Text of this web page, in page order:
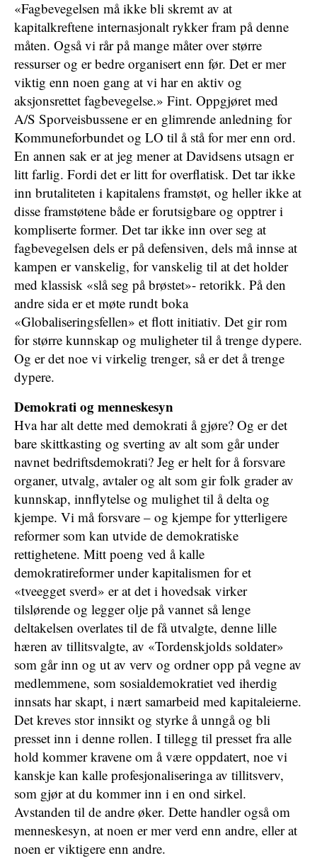
«Fagbevegelsen må ikke bli skremt av at
kapitalkreftene internasjonalt rykker fram på denne
måten. Også vi rår på mange måter over større
ressurser og er bedre organisert enn før. Det er mer
viktig enn noen gang at vi har en aktiv og
aksjonsrettet fagbevegelse.» Fint. Oppgjøret med
A/S Sporveisbussene er en glimrende anledning for
Kommuneforbundet og LO til å stå for mer enn ord.
En annen sak er at jeg mener at Davidsens utsagn er
litt farlig. Fordi det er litt for overflatisk. Det tar ikke
inn brutaliteten i kapitalens framstøt, og heller ikke at
disse framstøtene både er forutsigbare og opptrer i
kompliserte former. Det tar ikke inn over seg at
fagbevegelsen dels er på defensiven, dels må innse at
kampen er vanskelig, for vanskelig til at det holder
med klassisk «slå seg på brøstet»- retorikk. På den
andre sida er et møte rundt boka
«Globaliseringsfellen» et flott initiativ. Det gir rom
for større kunnskap og muligheter til å trenge dypere.
Og er det noe vi virkelig trenger, så er det å trenge
dypere.
Demokrati og menneskesyn
Hva har alt dette med demokrati å gjøre? Og er det
bare skittkasting og sverting av alt som går under
navnet bedriftsdemokrati? Jeg er helt for å forsvare
organer, utvalg, avtaler og alt som gir folk grader av
kunnskap, innflytelse og mulighet til å delta og
kjempe. Vi må forsvare – og kjempe for ytterligere
reformer som kan utvide de demokratiske
rettighetene. Mitt poeng ved å kalle
demokratireformer under kapitalismen for et
«tveegget sverd» er at det i hovedsak virker
tilslørende og legger olje på vannet så lenge
deltakelsen overlates til de få utvalgte, denne lille
hæren av tillitsvalgte, av «Tordenskjolds soldater»
som går inn og ut av verv og ordner opp på vegne av
medlemmene, som sosialdemokratiet ved iherdig
innsats har skapt, i nært samarbeid med kapitaleierne.
Det kreves stor innsikt og styrke å unngå og bli
presset inn i denne rollen. I tillegg til presset fra alle
hold kommer kravene om å være oppdatert, noe vi
kanskje kan kalle profesjonaliseringa av tillitsverv,
som gjør at du kommer inn i en ond sirkel.
Avstanden til de andre øker. Dette handler også om
menneskesyn, at noen er mer verd enn andre, eller at
noen er viktigere enn andre.